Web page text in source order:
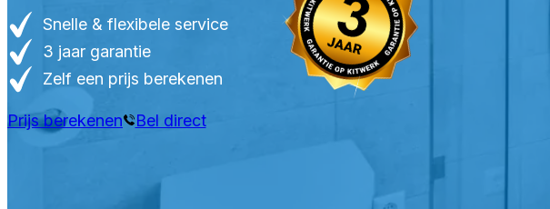
Snelle & flexibele service
3 jaar garantie
Zelf een prijs berekenen
Prijs berekenen Bel direct